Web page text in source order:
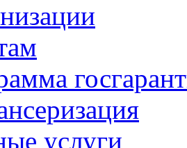
услуги